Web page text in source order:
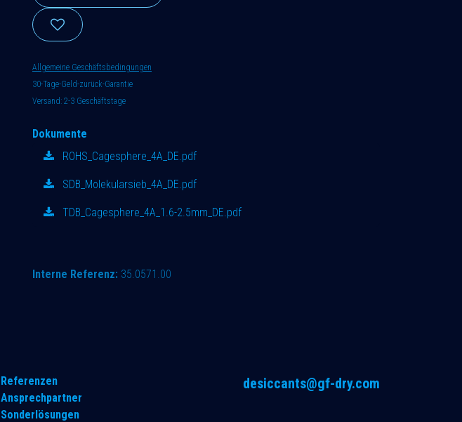
Allgemeine Geschäftsbedingungen
30-Tage-Geld-zurück-Garantie
Versand: 2-3 Geschäftstage
Dokumente
ROHS_Cagesphere_4A_DE.pdf
SDB_Molekularsieb_4A_DE.pdf
TDB_Cagesphere_4A_1.6-2.5mm_DE.pdf
Interne Referenz: 35.0571.00
Referenzen
Ansprechpartner
Sonderlösungen
desiccants@gf-dry.com